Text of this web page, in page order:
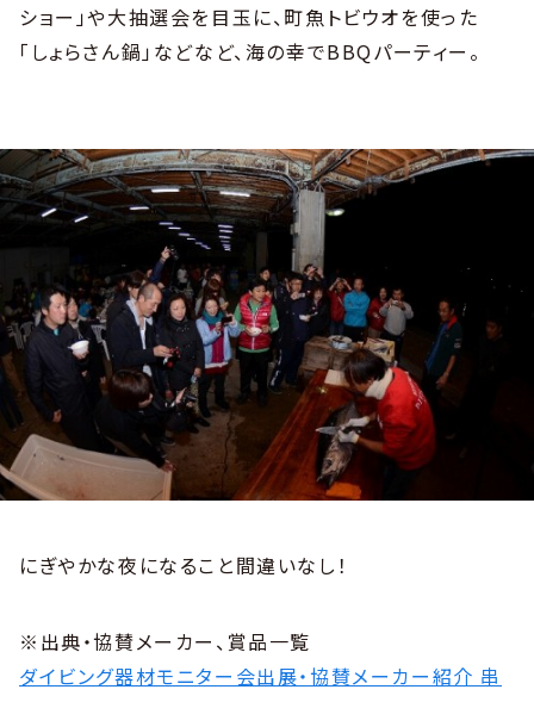
ショー」や大抽選会を目玉に、町魚トビウオを使った
「しょらさん鍋」などなど、海の幸でBBQパーティー。
にぎやかな夜になること間違いなし！
※出典・協賛メーカー、賞品一覧
ダイビング器材モニター会出展・協賛メーカー紹介 串